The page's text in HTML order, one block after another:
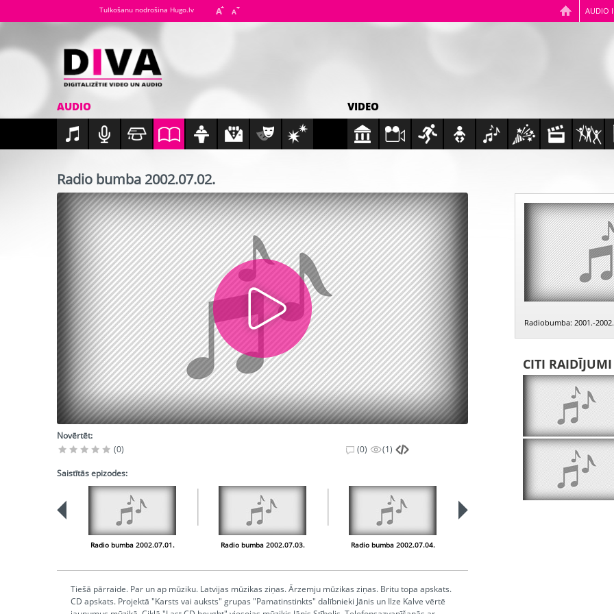
AUDIO
Tulkošanu nodrošina Hugo.lv
AUDIO VIDEO
Radio bumba 2002.07.02.
Novērtēt:
(0)
(0) (1)
Saistītās epizodes:
Radio bumba 2002.07.01. Radio bumba 2002.07.03. Radio bumba 2002.07.04.
Tiešā pārraide. Par un ap mūziku. Latvijas mūzikas ziņas. Ārzemju mūzikas ziņas. Britu topa apskats.
CD apskats. Projektā "Karsts vai auksts" grupas "Pamatinstinkts" dalībnieki Jānis un Ilze Kalve vērtē
Radiobumba: 2001.-2002.
CITI